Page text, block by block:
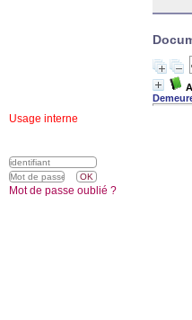
Usage interne
Mot de passe oublié ?